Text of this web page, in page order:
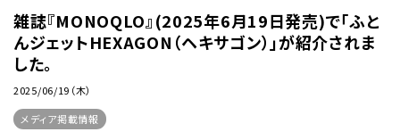
雑誌『MONOQLO』(2025年6月19日発売)で「ふと
んジェットHEXAGON（ヘキサゴン）」が紹介されま
した。
2025/06/19（木）
メディア掲載情報